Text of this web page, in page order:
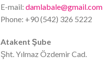
E-mail: damlabale@gmail.com
Phone: +90 (542) 326 5222
Atakent Şube
Şht. Yılmaz Özdemir Cad.